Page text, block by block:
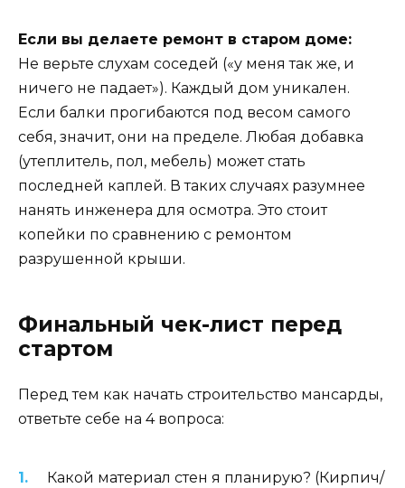
Если вы делаете ремонт в старом доме:
Не верьте слухам соседей («у меня так же, и
ничего не падает»). Каждый дом уникален.
Если балки прогибаются под весом самого
себя, значит, они на пределе. Любая добавка
(утеплитель, пол, мебель) может стать
последней каплей. В таких случаях разумнее
нанять инженера для осмотра. Это стоит
копейки по сравнению с ремонтом
разрушенной крыши.
Финальный чек-лист перед
стартом
Перед тем как начать строительство мансарды,
ответьте себе на 4 вопроса:
Какой материал стен я планирую? (Кирпич/